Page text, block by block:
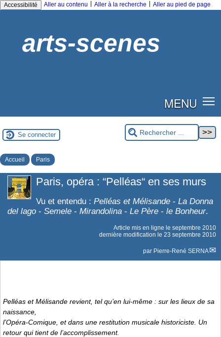
Accessibilité Aller au contenu Aller à la recherche Aller au pied de page
arts-scenes
MENU
Se connecter
Accueil Paris
Paris, opéra : “Pelléas“ en ses murs
Vu et entendu : Pelléas et Mélisande - La Donna
del lago - Semele - Mirandolina - Le Père - le Bonheur.
Article mis en ligne le septembre 2010
dernière modification le 23 septembre 2010
par Pierre-René SERNA
Pelléas et Mélisande revient, tel qu’en lui-même : sur les lieux de sa
naissance,
l’Opéra-Comique, et dans une restitution musicale historiciste. Un
retour qui tient de l’accomplissement.